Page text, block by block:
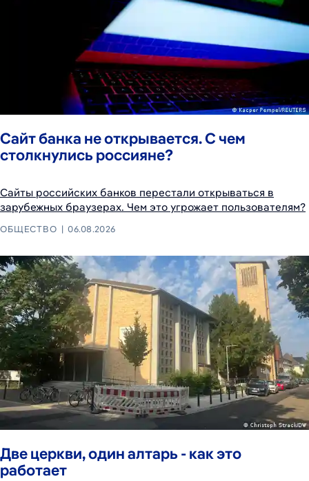
Сайт банка не открывается. С чем
столкнулись россияне?
Сайты российских банков перестали открываться в
зарубежных браузерах. Чем это угрожает пользователям?
ОБЩЕСТВО 06.08.2026
Две церкви, один алтарь - как это
работает